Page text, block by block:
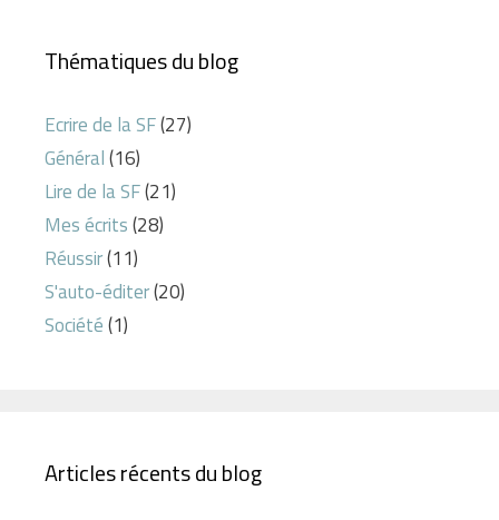
Thématiques du blog
Ecrire de la SF(27)
Général(16)
Lire de la SF(21)
Mes écrits(28)
Réussir(11)
S'auto-éditer(20)
Société(1)
Articles récents du blog